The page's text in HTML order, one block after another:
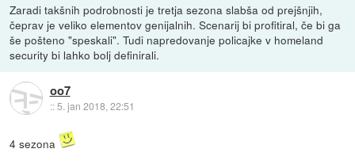
Zaradi takšnih podrobnosti je tretja sezona slabša od prejšnjih,
čeprav je veliko elementov genijalnih. Scenarij bi profitiral, če bi ga
še pošteno "speskali". Tudi napredovanje policajke v homeland
security bi lahko bolj definirali.
oo7
::5. jan 2018, 22:51
4 sezona